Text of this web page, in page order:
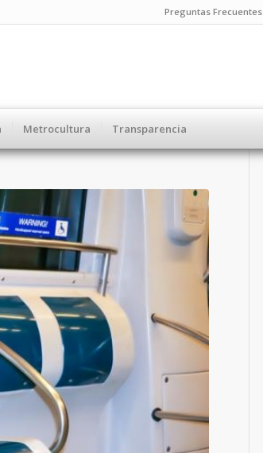
Preguntas Frecuentes
Metrocultura Transparencia